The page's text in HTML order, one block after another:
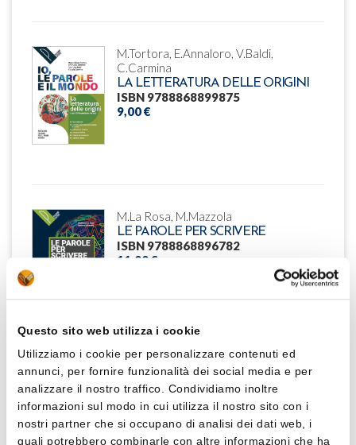
Questo sito web utilizza i cookie
Utilizziamo i cookie per personalizzare contenuti ed
annunci, per fornire funzionalità dei social media e per
analizzare il nostro traffico. Condividiamo inoltre
informazioni sul modo in cui utilizza il nostro sito con i
nostri partner che si occupano di analisi dei dati web, i
quali potrebbero combinarle con altre informazioni che ha
M.Tortora, E.Annaloro, V.Baldi,
C.Carmina
LA LETTERATURA DELLE ORIGINI
ISBN 9788868899875
9,00 €
M.La Rosa, M.Mazzola
LE PAROLE PER SCRIVERE
ISBN 9788868896782
11,00 €
M.Tortora, E.Annaloro, V.Baldi,
C.Carmina
IO, LE PAROLE E IL MONDO -
NARRATIVA + LE PAROLE PER